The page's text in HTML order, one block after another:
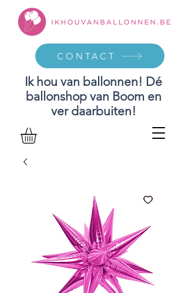
Ik hou van ballonnen! Dé
ballonshop van Boom en
ver daarbuiten!
CONTACT